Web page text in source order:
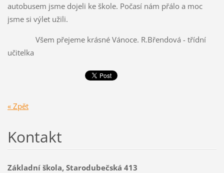
autobusem jsme dojeli ke škole. Počasí nám přálo a moc
jsme si výlet užili.
Všem přejeme krásné Vánoce. R.Břendová - třídní
učitelka
« Zpět
Kontakt
Základní škola, Starodubečská 413